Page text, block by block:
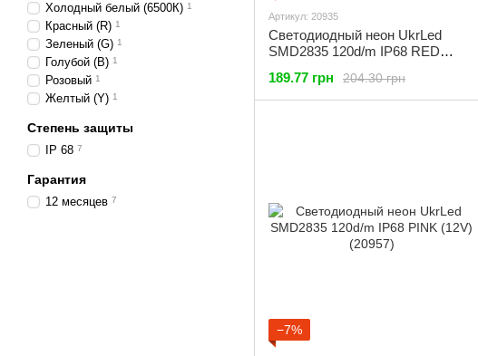
Артикул: 20935
Светодиодный неон UkrLed
SMD2835 120d/m IP68 RED
204.30 грн
189.77 грн
−7%
Холодный белый (6500К) 1
Красный (R) 1
Зеленый (G) 1
Голубой (B) 1
Розовый 1
Желтый (Y) 1
Степень защиты
IP 68 7
Гарантия
12 месяцев 7